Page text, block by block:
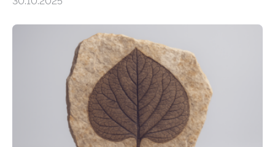
erfüllen können, müssen zahlreiche Enzyme präzise in
der Ruhr-Universität Bochum um Prof. Dr. Ralf Erdmann
und Dr. Ismaila Francis Yusuf hat nun einen bislang
unbekannten Qualitätskontrollmechanismus des
peroxisomalen Proteintransports in der Bäckerhefe
Saccharomyces cerevisiae entdeckt, der für die
Funktionsfähigkeit der Organellen entscheidend ist. Die
Studie wurde am 28. Oktober 2025 in der
Fachzeitschrift…